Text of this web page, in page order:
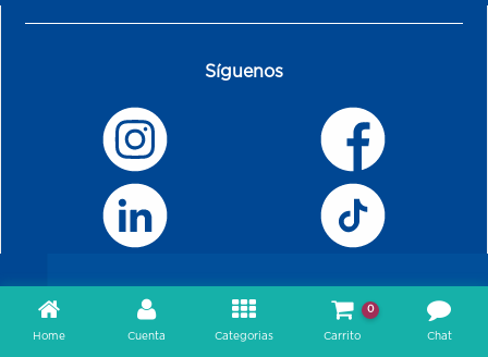
Síguenos
Home Cuenta Categorias
0
Carrito Chat